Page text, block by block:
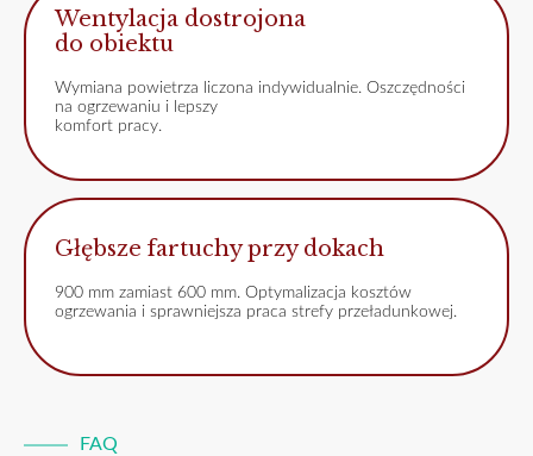
Wentylacja dostrojona
do obiektu
Wymiana powietrza liczona indywidualnie. Oszczędności
na ogrzewaniu i lepszy
komfort pracy.
Głębsze fartuchy przy dokach
900 mm zamiast 600 mm. Optymalizacja kosztów
ogrzewania i sprawniejsza praca strefy przeładunkowej.
FAQ